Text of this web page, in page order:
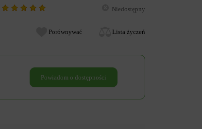
Niedostępny
Porównywać Lista życzeń
Powiadom o dostępności